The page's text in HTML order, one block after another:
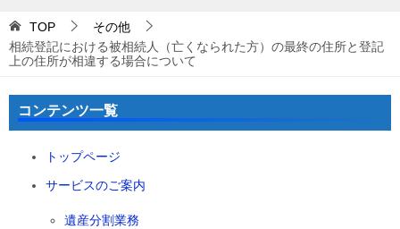
TOP
その他
相続登記における被相続人（亡くなられた方）の最終の住所と登記
上の住所が相違する場合について
コンテンツ一覧
トップページ
サービスのご案内
遺産分割業務